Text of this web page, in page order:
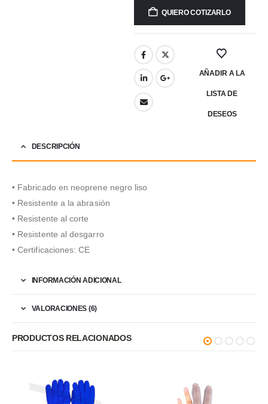
QUIERO COTIZARLO
AÑADIR A LA
LISTA DE
DESEOS
DESCRIPCIÓN
• Fabricado en neoprene negro liso
• Resistente a la abrasión
• Resistente al corte
• Resistente al desgarro
• Certificaciones: CE
INFORMACIÓN ADICIONAL
VALORACIONES (6)
PRODUCTOS RELACIONADOS